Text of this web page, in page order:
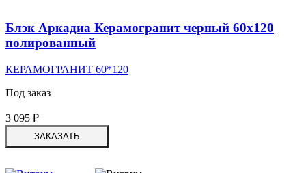
Блэк Аркадиа Керамогранит черный 60х120
полированный
КЕРАМОГРАНИТ 60*120
Под заказ
3 095 ₽
ЗАКАЗАТЬ